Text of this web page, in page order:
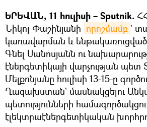
ԵՐԵՎԱՆ, 11 հուլիսի – Sputnik.
Նիկոլ Փաշինյանի որոշմամբ `
կառավարման և
Գնել Սանոսյանն ու
էներգետիկայի վարչության պետ
Մելքոնյանը հուլիսի 13-15-ը
Ղազախստան` մասնակցելու
պետությունների
էլեկտրաէներգետիկական